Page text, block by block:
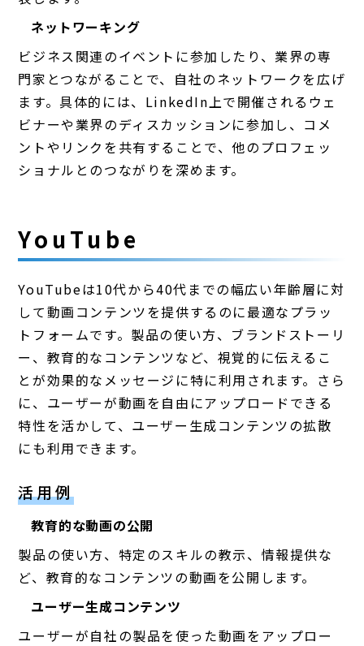
ネットワーキング
ビジネス関連のイベントに参加したり、業界の専
門家とつながることで、自社のネットワークを広げ
ます。具体的には、LinkedIn上で開催されるウェ
ビナーや業界のディスカッションに参加し、コメ
ントやリンクを共有することで、他のプロフェッ
ショナルとのつながりを深めます。
YouTube
YouTubeは10代から40代までの幅広い年齢層に対
して動画コンテンツを提供するのに最適なプラッ
トフォームです。製品の使い方、ブランドストーリ
ー、教育的なコンテンツなど、視覚的に伝えるこ
とが効果的なメッセージに特に利用されます。さら
に、ユーザーが動画を自由にアップロードできる
特性を活かして、ユーザー生成コンテンツの拡散
にも利用できます。
活用例
教育的な動画の公開
製品の使い方、特定のスキルの教示、情報提供な
ど、教育的なコンテンツの動画を公開します。
ユーザー生成コンテンツ
ユーザーが自社の製品を使った動画をアップロー